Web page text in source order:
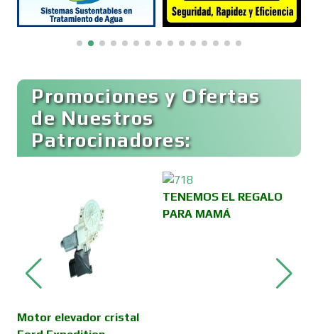
Cafeterías
Cámaras de Comercio
Promociones y Ofertas
de Nuestros
Patrocinadores:
Motor elevador cristal
TENEMOS EL REGALO
PARA MAMÁ